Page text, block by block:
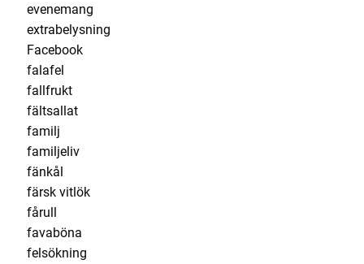
evenemang
extrabelysning
Facebook
falafel
fallfrukt
fältsallat
familj
familjeliv
fänkål
färsk vitlök
fårull
favaböna
felsökning